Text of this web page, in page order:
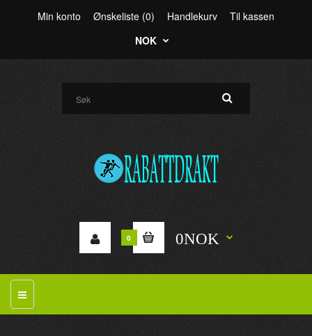
Min konto Ønskeliste (0) Handlekurv
Til kassen
NOK
0 0NOK